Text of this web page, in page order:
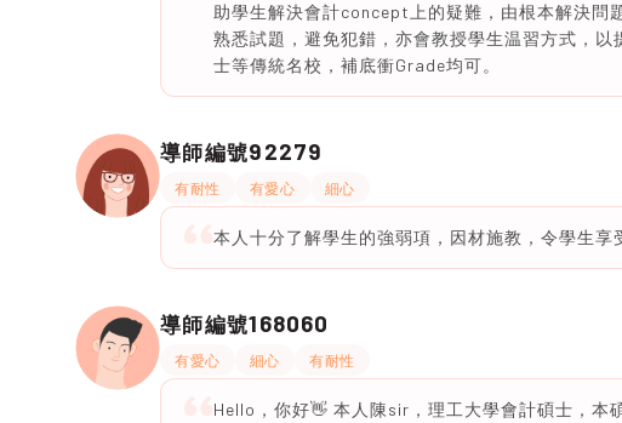
助學生解決會計concept上的疑難，由根本解決問
熟悉試題，避免犯錯，亦會教授學生温習方式，
士等傳統名校，補底衝Grade均可。
導師編號92279
有耐性 有愛心 細心
本人十分了解學生的強弱項，因材施教，令學生享
導師編號168060
有愛心 細心 有耐性
Hello，你好👋 本人陳sir，理工大學會計碩士，本